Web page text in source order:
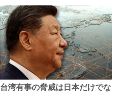
台湾有事の脅威は日本だけでな